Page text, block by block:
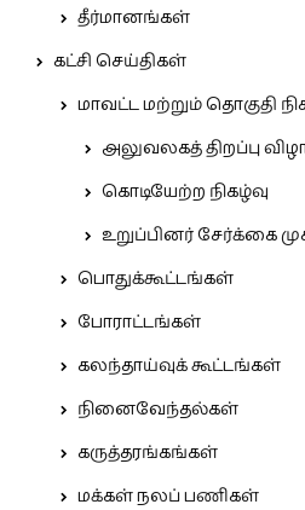
தீர்மானங்கள்
கட்சி செய்திகள்
மாவட்ட மற்றும் தொகுதி
அலுவலகத் திறப்பு
கொடியேற்ற நிகழ்வு
உறுப்பினர் சேர்க்கை
பொதுக்கூட்டங்கள்
போராட்டங்கள்
கலந்தாய்வுக் கூட்டங்கள்
நினைவேந்தல்கள்
கருத்தரங்கங்கள்
மக்கள் நலப் பணிகள்